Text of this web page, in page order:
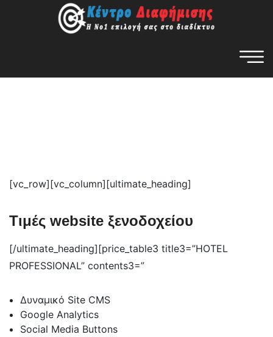
[vc_row][vc_column][ultimate_heading]
Τιμές website ξενοδοχείου
[/ultimate_heading][price_table3 title3=”HOTEL
PROFESSIONAL” contents3=”
Δυναμικό Site CMS
Google Analytics
Social Media Buttons